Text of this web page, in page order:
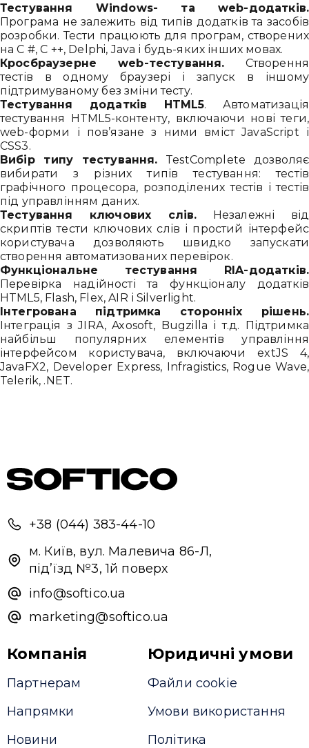
Тестування Windows- та web-додатків.
Програма не залежить від типів додатків та засобів
розробки. Тести працюють для програм, створених
на C #, C ++, Delphi, Java і будь-яких інших мовах.
Кросбраузерне web-тестування. Створення
тестів в одному браузері і запуск в іншому
підтримуваному без зміни тесту.
Тестування додатків HTML5. Автоматизація
тестування HTML5-контенту, включаючи нові теги,
web-форми і пов’язане з ними вміст JavaScript і
CSS3.
Вибір типу тестування. TestComplete дозволяє
вибирати з різних типів тестування: тестів
графічного процесора, розподілених тестів і тестів
під управлінням даних.
Тестування ключових слів. Незалежні від
скриптів тести ключових слів і простий інтерфейс
користувача дозволяють швидко запускати
створення автоматизованих перевірок.
Функціональне тестування RIA-додатків.
Перевірка надійності та функціоналу додатків
HTML5, Flash, Flex, AIR і Silverlight.
Інтегрована підтримка сторонніх рішень.
Інтеграція з JIRA, Axosoft, Bugzilla і т.д. Підтримка
найбільш популярних елементів управління
інтерфейсом користувача, включаючи extJS 4,
JavaFX2, Developer Express, Infragistics, Rogue Wave,
Telerik, .NET.
+38 (044) 383-44-10
м. Київ, вул. Малевича 86-Л,
під’їзд №3, 1й поверх
info@softico.ua
marketing@softico.ua
Компанія
Партнерам
Напрямки
Новини
Юридичні умови
Файли cookie
Умови використання
Політика
Надіслати повідомлення